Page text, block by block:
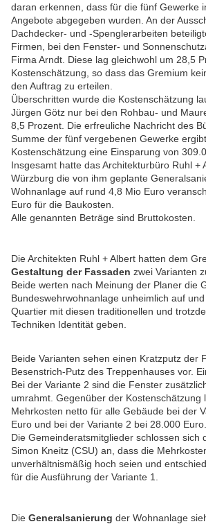
daran erkennen, dass für die fünf Gewerke
Angebote abgegeben wurden. An der
Dachdecker- und -Spenglerarbeiten
Firmen, bei den Fenster- und
Firma Arndt. Diese lag gleichwohl um 28,5
Kostenschätzung, so dass das Gremium
den Auftrag zu erteilen.
Überschritten wurde die Kostenschätzung
Jürgen Götz nur bei den Rohbau- und
8,5 Prozent. Die erfreuliche Nachricht des
Summe der fünf vergebenen Gewerke
Kostenschätzung eine Einsparung von
Insgesamt hatte das Architekturbüro Ruhl +
Würzburg die von ihm geplante
Wohnanlage auf rund 4,8 Mio Euro
Euro für die Baukosten.
Alle genannten Beträge sind Bruttokosten.
Die Architekten Ruhl + Albert hatten dem
Gestaltung der Fassaden zwei Varianten
Beide werten nach Meinung der Planer die
Bundeswehrwohnanlage unheimlich auf
Quartier mit diesen traditionellen und
Techniken Identität geben.
Beide Varianten sehen einen Kratzputz der
Besenstrich-Putz des Treppenhauses vor.
Bei der Variante 2 sind die Fenster
umrahmt. Gegenüber der Kostenschätzung
Mehrkosten netto für alle Gebäude bei der
Euro und bei der Variante 2 bei 28.000 Euro.
Die Gemeinderatsmitglieder schlossen sich
Simon Kneitz (CSU) an, dass die
unverhältnismäßig hoch seien und
für die Ausführung der Variante 1.
Die Generalsanierung der Wohnanlage